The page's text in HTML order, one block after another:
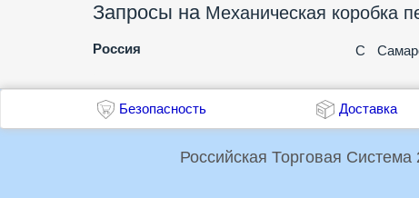
Запросы на Механическая коробка
Россия С
Безопасность Доставка